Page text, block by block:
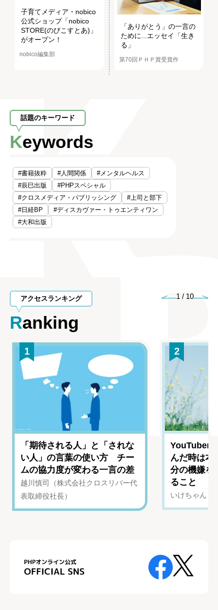
子育てメディア・nobico
公式ショップ「nobico
STORE(のびこすとあ)」
がオープン！
nobico編集部
「ありがとう」の一言の
ために...エッセイ「生き
る」
第70回ＰＨＰ賞受賞作
話題のキーワード
Keywords
#書籍抜粋 #人間関係
#メンタルヘルス
#辰巳出版
#PHPスペシャル
#クロスメディア・パブリッシング
#上司と部下
#日経BP
#ディスカヴァー・トゥエンティワン
#大和出版
アクセスランキング
Ranking
1 / 10
1
「期待される人」と「されな
い人」の言葉の使い方 チー
ムの協力度が変わる一言の差
越川慎司（株式会社クロスリバー代
表取締役社長）
2
YouTuber
んだ時は
分の機嫌を
ること
いけちゃん（